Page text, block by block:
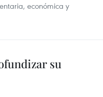
económica y
su